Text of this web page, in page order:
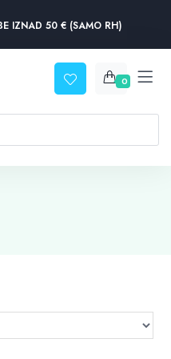
IZNAD 50 € (SAMO RH)
0